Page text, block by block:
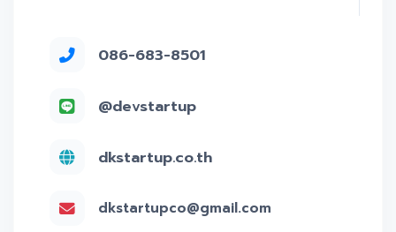
086-683-8501
@devstartup
dkstartup.co.th
dkstartupco@gmail.com